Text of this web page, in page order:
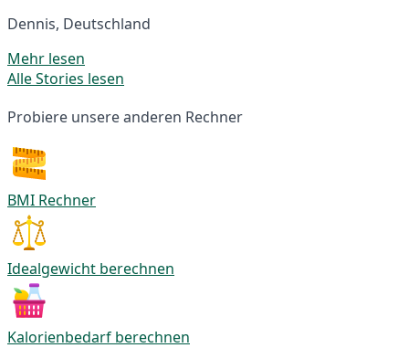
Dennis, Deutschland
Mehr lesen
Alle Stories lesen
Probiere unsere anderen Rechner
BMI Rechner
Idealgewicht berechnen
Kalorienbedarf berechnen